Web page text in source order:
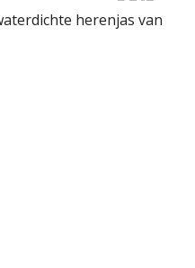
herenjas van